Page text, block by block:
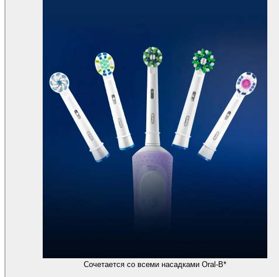
Сочетается со всеми насадками Oral-B*